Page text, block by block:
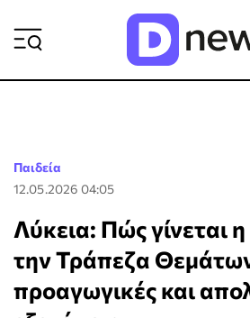
Παιδεία
12.05.2026 04:05
Λύκεια: Πώς γίνεται
την Τράπεζα
προαγωγικές και